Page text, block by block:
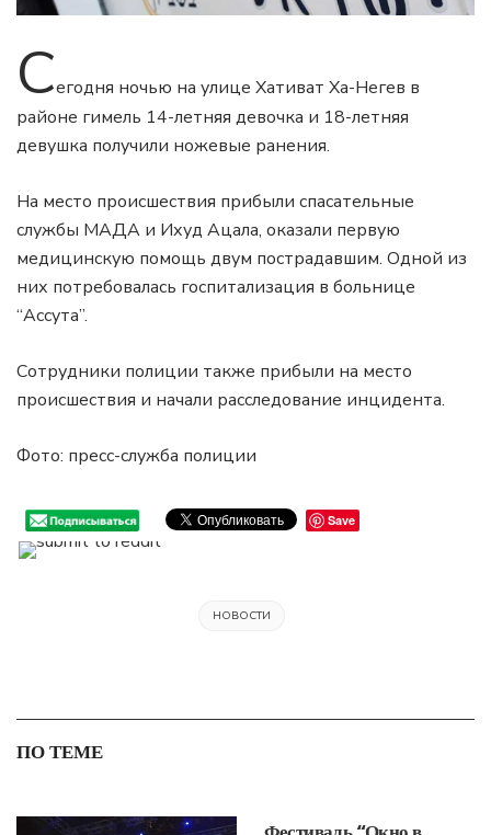
Сегодня ночью на улице Хативат Ха-Негев в
районе гимель 14-летняя девочка и 18-летняя
девушка получили ножевые ранения.
На место происшествия прибыли спасательные
службы МАДА и Ихуд Ацала, оказали первую
медицинскую помощь двум пострадавшим. Одной из
них потребовалась госпитализация в больнице
“Ассута”.
Сотрудники полиции также прибыли на место
происшествия и начали расследование инцидента.
Фото: пресс-служба полиции
Save
НОВОСТИ
ПО ТЕМЕ